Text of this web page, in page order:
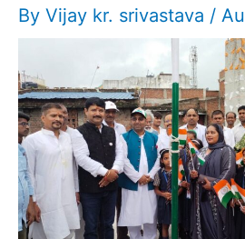
By Vijay kr. srivastava /